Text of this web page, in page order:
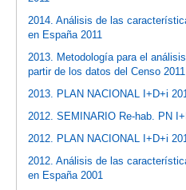
2014. Análisis de las
en España 2011
2013. Metodología para el
partir de los datos del Censo 2011
2013. PLAN NACIONAL I+D+i
2012. SEMINARIO Re-hab. PN
2012. PLAN NACIONAL I+D+i
2012. Análisis de las
en España 2001